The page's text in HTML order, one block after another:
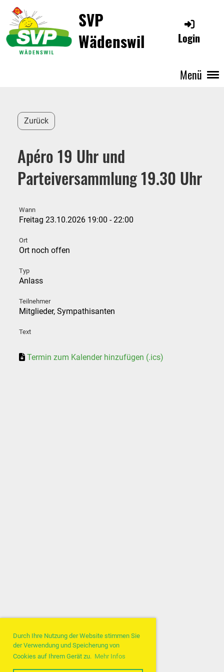
Durch Ihre Nutzung der Website stimmen Sie
der Verwendung und Speicherung von
Cookies auf Ihrem Gerät zu. Mehr Infos
SVP
Wädenswil
Login
Menü
Zurück
Apéro 19 Uhr und
Parteiversammlung 19.30 Uhr
Wann
Freitag 23.10.2026 19:00 - 22:00
Ort
Ort noch offen
Typ
Anlass
Teilnehmer
Mitglieder, Sympathisanten
Text
Termin zum Kalender hinzufügen (.ics)